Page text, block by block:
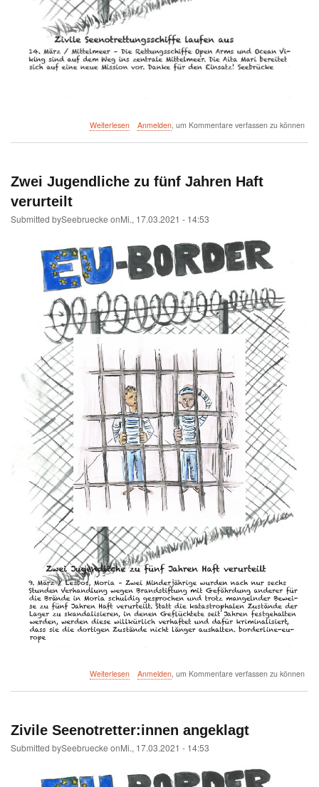
WeiterlesenüberAnmelden, um Kommentare verfassen zu können
Zwei Jugendliche zu fünf Jahren Haft
verurteilt
Submitted bySeebruecke onMi., 17.03.2021 - 14:53
Weiterlesenüber
Jahren
Haft
verurteilt
Anmelden, um Kommentare verfassen zu können
Zivile Seenotretter:innen angeklagt
Submitted bySeebruecke onMi., 17.03.2021 - 14:53